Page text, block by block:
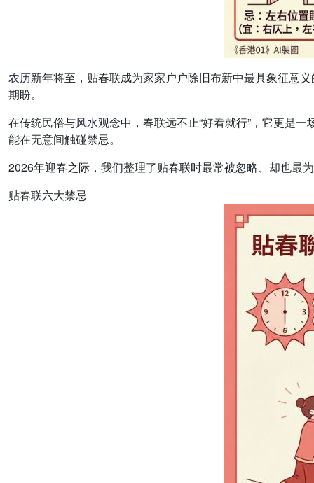
农历新年将至，贴春联成为家家户户除旧布新中最具象征意
期盼。
在传统民俗与风水观念中，春联远不止“好看就行”，它更是
能在无意间触碰禁忌。
2026年迎春之际，我们整理了贴春联时最常被忽略、却也最
贴春联六大禁忌